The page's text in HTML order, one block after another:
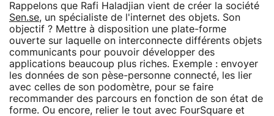
Rappelons que Rafi Haladjian vient de créer la société
Sen.se, un spécialiste de l'internet des objets. Son
objectif ? Mettre à disposition une plate-forme
ouverte sur laquelle on interconnecte différents objets
communicants pour pouvoir développer des
applications beaucoup plus riches. Exemple : envoyer
les données de son pèse-personne connecté, les lier
avec celles de son podomètre, pour se faire
recommander des parcours en fonction de son état de
forme. Ou encore, relier le tout avec FourSquare et